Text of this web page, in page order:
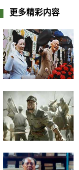
更多精彩内容